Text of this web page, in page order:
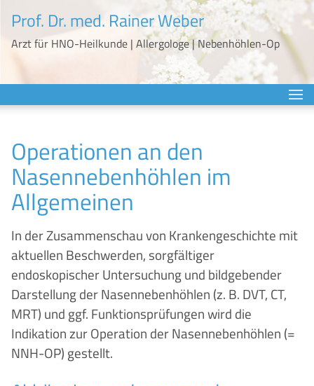
Prof. Dr. med. Rainer Weber
Arzt für HNO-Heilkunde | Allergologe | Nebenhöhlen-Op
HNO-Ratgeber
Nasenspülung
Chronische Sinusitis
Gutartige Tumore
Operation der Nasennebenhöhlen
Bösartige Tumore
Nase und Nasennebenhöhlen
Ballondilatation Nasennebenhöhlen
Nasentamponade
Chronische Rhinosinusitis
Kieferhöhlenoperation
Operationen an den
Nasennebenhöhlen im
Allgemeinen
In der Zusammenschau von Krankengeschichte mit
aktuellen Beschwerden, sorgfältiger
endoskopischer Untersuchung und bildgebender
Darstellung der Nasennebenhöhlen (z. B. DVT, CT,
MRT) und ggf. Funktionsprüfungen wird die
Indikation zur Operation der Nasennebenhöhlen (=
NNH-OP) gestellt.